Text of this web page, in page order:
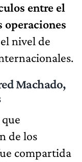
entre el
nivel de
Machado,
de los
compartida